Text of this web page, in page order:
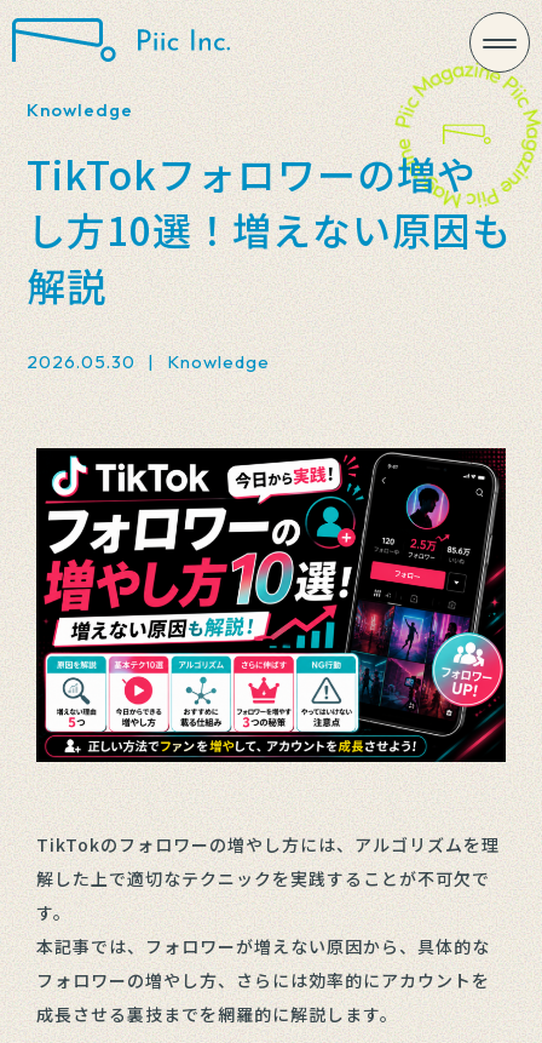
Knowledge
TikTokフォロワーの増や
し方10選！増えない原因も
解説
2026.05.30 | Knowledge
TikTokのフォロワーの増やし方には、アルゴリズムを理
解した上で適切なテクニックを実践することが不可欠で
す。
本記事では、フォロワーが増えない原因から、具体的な
フォロワーの増やし方、さらには効率的にアカウントを
成長させる裏技までを網羅的に解説します。